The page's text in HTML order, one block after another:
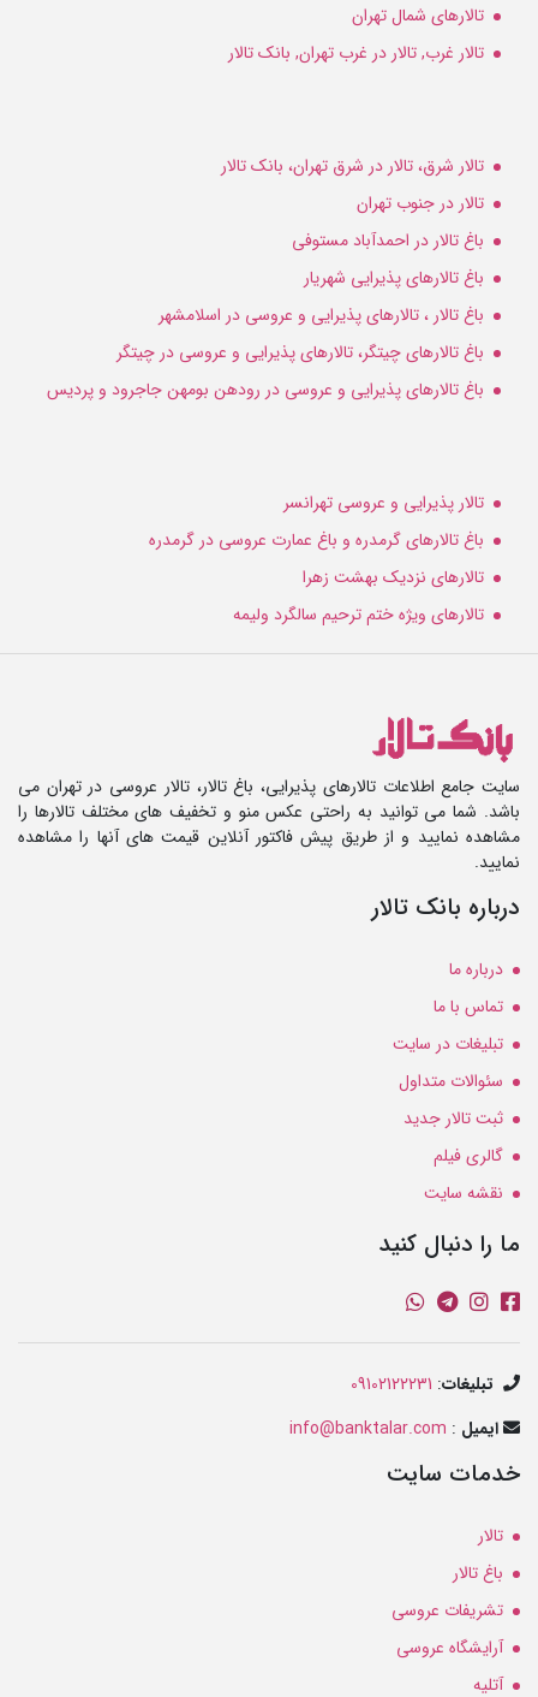
تالارهای شمال تهران
تالار غرب, تالار در غرب تهران, بانک تالار
تالار شرق، تالار در شرق تهران، بانک تالار
تالار در جنوب تهران
باغ تالار در احمدآباد مستوفی
باغ تالارهای پذیرایی شهریار
باغ تالار ، تالارهای پذیرایی و عروسی در اسلامشهر
باغ تالارهای چیتگر، تالارهای پذیرایی و عروسی در چیتگر
باغ تالارهای پذیرایی و عروسی در رودهن بومهن جاجرود و پردیس
تالار پذیرایی و عروسی تهرانسر
باغ تالارهای گرمدره و باغ عمارت عروسی در گرمدره
تالارهای نزدیک بهشت زهرا
تالارهای ویژه ختم ترحیم سالگرد ولیمه
سایت جامع اطلاعات تالارهای پذیرایی، باغ تالار، تالار عروسی در تهران می
باشد. شما می توانید به راحتی عکس منو و تخفیف های مختلف تالارها را
مشاهده نمایید و از طریق پیش فاکتور آنلاین قیمت های آنها را مشاهده
نمایید.
درباره بانک تالار
درباره ما
تماس با ما
تبلیغات در سایت
سئوالات متداول
ثبت تالار جدید
گالری فیلم
نقشه سایت
ما را دنبال کنید
تبلیغات:
09102122231
ایمیل :
info@banktalar.com
خدمات سایت
تالار
باغ تالار
تشریفات عروسی
آرایشگاه عروسی
آتلیه